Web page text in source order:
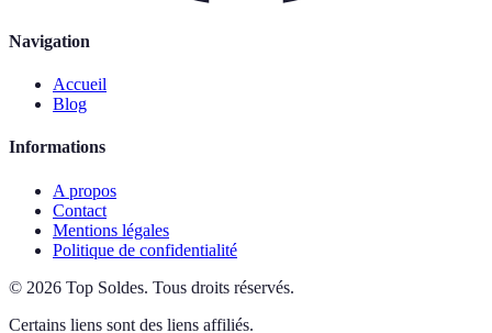
Navigation
Accueil
Blog
Informations
A propos
Contact
Mentions légales
Politique de confidentialité
© 2026 Top Soldes. Tous droits réservés.
Certains liens sont des liens affiliés.